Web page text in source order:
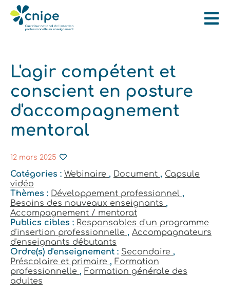
L'agir compétent et
conscient en posture
d'accompagnement
mentoral
12 mars 2025
Catégories : Webinaire , Document , Capsule
vidéo
Thèmes : Développement professionnel ,
Besoins des nouveaux enseignants ,
Accompagnement / mentorat
Publics cibles : Responsables d'un programme
d'insertion professionnelle , Accompagnateurs
d'enseignants débutants
Ordre(s) d'enseignement : Secondaire ,
Préscolaire et primaire , Formation
professionnelle , Formation générale des
adultes